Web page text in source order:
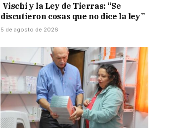
Vischi y la Ley de Tierras: “Se
discutieron cosas que no dice la ley”
5 de agosto de 2026